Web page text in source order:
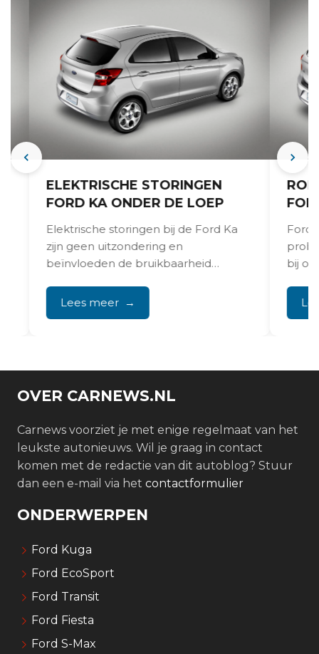
ELEKTRISCHE STORINGEN
FORD KA ONDER DE LOEP
Elektrische storingen bij de Ford Ka
zijn geen uitzondering en
beïnvloeden de bruikbaarheid
wegvalt, centrale vergrendeling die...
Lees meer
Ford
bij
OVER CARNEWS.NL
Carnews voorziet je met enige regelmaat van het
leukste autonieuws. Wil je graag in contact
komen met de redactie van dit autoblog? Stuur
dan een e-mail via het contactformulier
ONDERWERPEN
Ford Kuga
Ford EcoSport
Ford Transit
Ford Fiesta
Ford S-Max